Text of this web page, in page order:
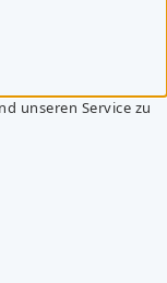
unseren Service zu